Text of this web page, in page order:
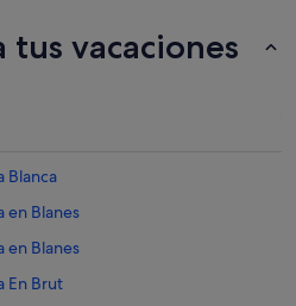
tus vacaciones
Blanca
en Blanes
en Blanes
En Brut